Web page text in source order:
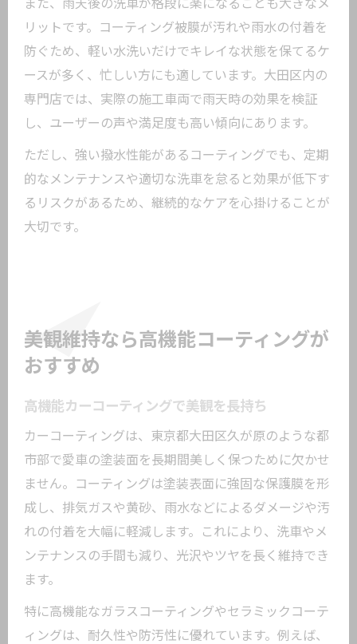
また、雨天後の洗車が格段に楽になることも大きなメ
リットです。コーティング被膜が汚れや雨水の付着を
防ぐため、軽い水洗いだけでキレイな状態を保てるケ
ースが多く、忙しい方にも適しています。大田区内の
専門店では、実際の施工車両で雨天時の効果を検証
し、ユーザーの声や満足度も高い傾向にあります。
ただし、強い撥水性能があるコーティングでも、定期
的なメンテナンスや適切な洗車を怠ると効果が低下す
るリスクがあるため、継続的なケアを心掛けることが
大切です。
美観維持なら高機能コーティングが
おすすめ
高機能カーコーティングで美観を長持ち
カーコーティングは、東京都大田区久が原のような都
市部で愛車の塗装面を長期間美しく保つために欠かせ
ません。コーティングは塗装表面に強固な保護膜を形
成し、排気ガスや黄砂、雨水などによるダメージや汚
れの付着を大幅に軽減します。これにより、洗車やメ
ンテナンスの手間も減り、光沢やツヤを長く維持でき
ます。
特に高機能なガラスコーティングやセラミックコーテ
ィングは、耐久性や防汚性に優れています。例えば、